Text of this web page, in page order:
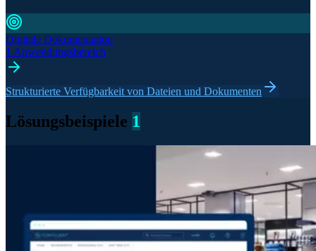
Digitale Dokumentation
1 Anwendungsbereich
Strukturierte Verfügbarkeit von Dateien und Dokumenten
Lösungsbeispiele 1